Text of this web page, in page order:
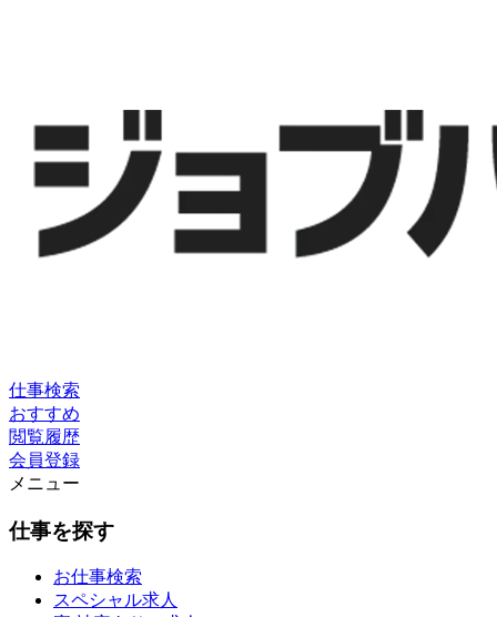
仕事検索
おすすめ
閲覧履歴
会員登録
メニュー
仕事を探す
お仕事検索
スペシャル求人